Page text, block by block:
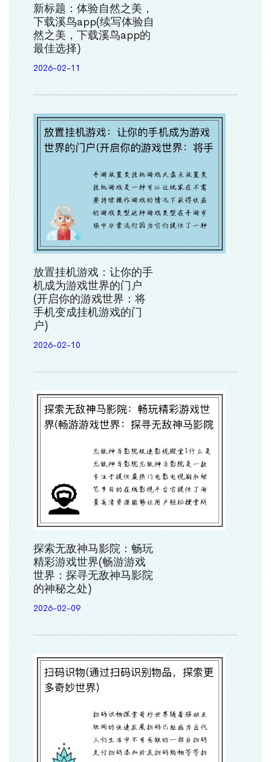
新标题：体验自然之美，
下载溪鸟app(续写体验自
然之美，下载溪鸟app的
最佳选择)
2026-02-11
放置挂机游戏：让你的手
机成为游戏世界的门户
(开启你的游戏世界：将
手机变成挂机游戏的门
户)
2026-02-10
探索无敌神马影院：畅玩
精彩游戏世界(畅游游戏
世界：探寻无敌神马影院
的神秘之处)
2026-02-09